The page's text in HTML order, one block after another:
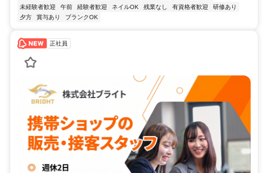
未経験者歓迎
午前 経験者歓迎 ネイルOK 残業なし 有資格者歓迎
研修あり
夕方
賞与あり ブランクOK
正社員